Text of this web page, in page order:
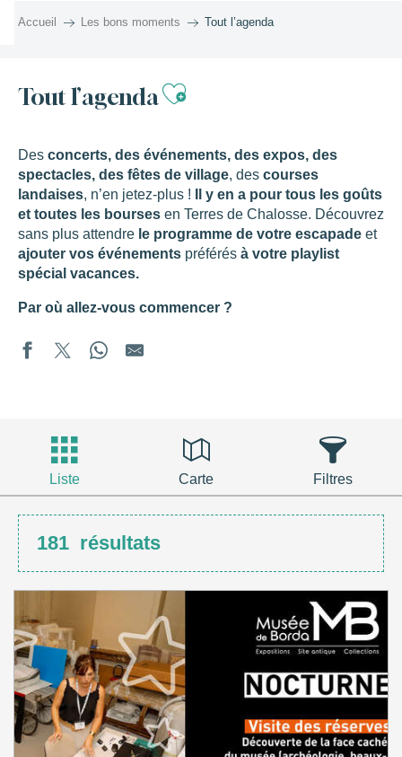
Accueil Les bons moments Tout l’agenda
Tout l’agendaAjouter aux
Des concerts, des événements, des expos, des
spectacles, des fêtes de village, des courses
landaises, n’en jetez-plus !
Il y en a pour tous les goûts
et toutes les bourses en Terres de Chalosse. Découvrez
sans plus attendre le programme de votre escapade et
ajouter vos événements préférés à votre playlist
spécial vacances.
Par où allez-vous commencer ?
Liste Carte Filtres
181 résultats